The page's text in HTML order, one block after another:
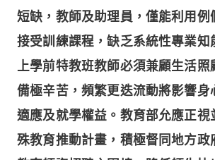
短缺，教師及助理員，僅能利用例
接受訓練課程，缺乏系統性專業知
上學前特教班教師必須兼顧生活照
備極辛苦，頻繁更迭流動將影響身
適應及就學權益。教育部允應正視
殊教育推動計畫，積極督同地方政